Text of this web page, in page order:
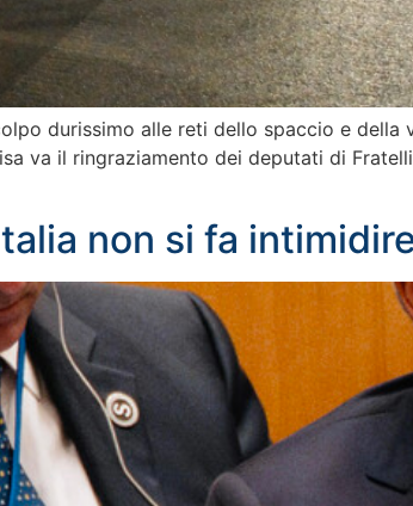
durissimo alle reti dello spaccio e della
va il ringraziamento dei deputati di Fratelli
non si fa